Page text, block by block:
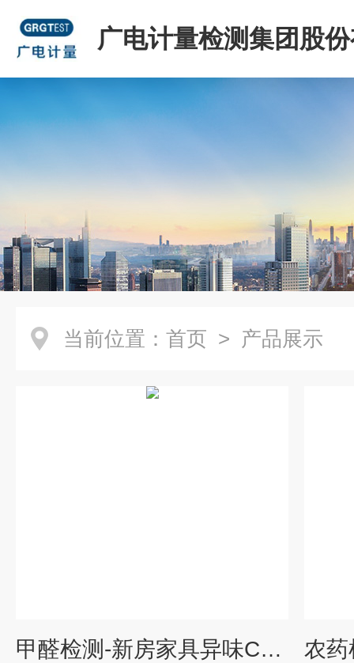
广电计量检测集团股
司
当前位置： 首页 > 产品展示
甲醛检测-新房家具异味CNAS/CMA认证 农药